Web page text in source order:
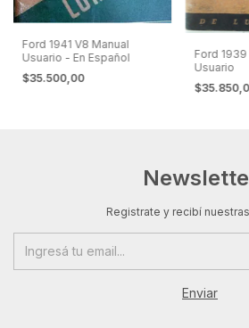
Ford 1941 V8 Manual
Usuario - En Español
$35.500,00
Ford
Usuario
Registrate y recibí